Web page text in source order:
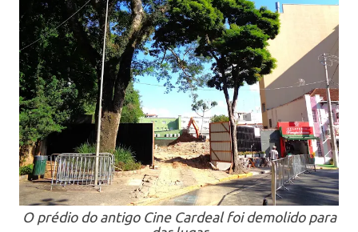
O prédio do antigo Cine Cardeal foi demolido para